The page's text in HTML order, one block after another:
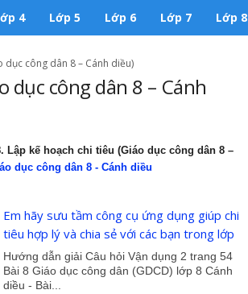
4 Lớp 5 Lớp 6 Lớp 7 Lớp 8
dục công dân 8 – Cánh diều)
dục công dân 8 – Cánh
Lập kế hoạch chi tiêu (Giáo dục công dân 8 –
dục công dân 8 - Cánh diều
Em hãy sưu tầm công cụ ứng dụng giúp chi
tiêu hợp lý và chia sẻ với các bạn trong lớp
Hướng dẫn giải Câu hỏi Vận dụng 2 trang 54
Bài 8 Giáo dục công dân (GDCD) lớp 8 Cánh
diều - Bài...